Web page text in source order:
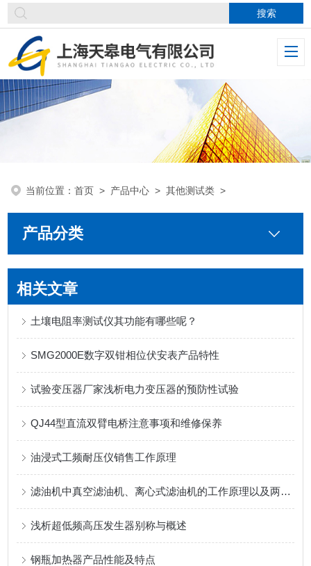
当前位置：首页 > 产品中心 >其他测试类 >
产品分类
相关文章
土壤电阻率测试仪其功能有哪些呢？
SMG2000E数字双钳相位伏安表产品特性
试验变压器厂家浅析电力变压器的预防性试验
QJ44型直流双臂电桥注意事项和维修保养
油浸式工频耐压仪销售工作原理
滤油机中真空滤油机、离心式滤油机的工作原理以及两者间的区别
浅析超低频高压发生器别称与概述
钢瓶加热器产品性能及特点